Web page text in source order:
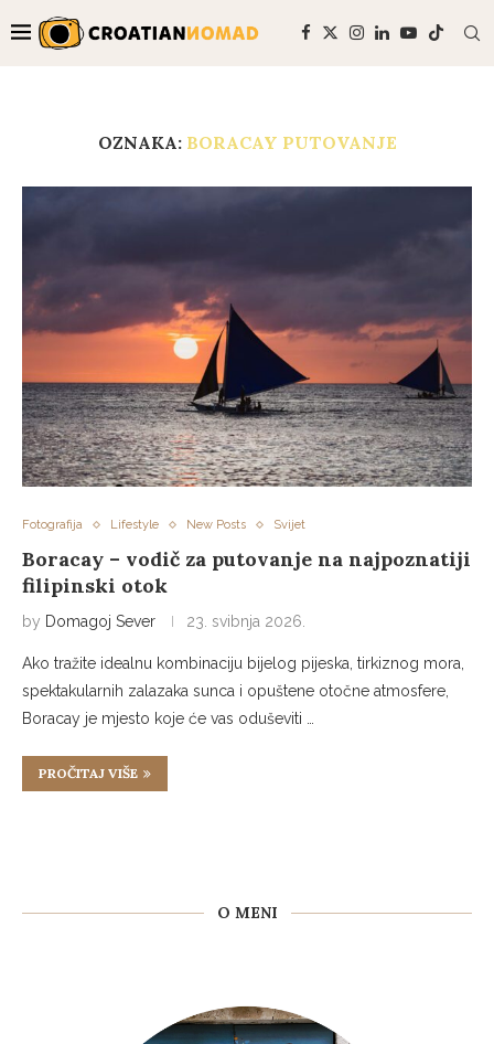
OZNAKA: BORACAY PUTOVANJE
Fotografija Lifestyle New Posts Svijet
Boracay – vodič za putovanje na najpoznatiji
filipinski otok
by Domagoj Sever 23. svibnja 2026.
Ako tražite idealnu kombinaciju bijelog pijeska, tirkiznog mora,
spektakularnih zalazaka sunca i opuštene otočne atmosfere,
Boracay je mjesto koje će vas oduševiti …
PROČITAJ VIŠE
O MENI